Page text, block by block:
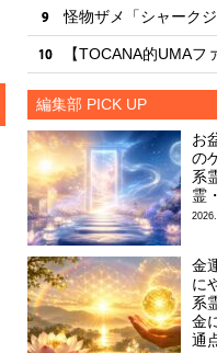
・
怪物ザメ「シャーク
・
編集部 PICK UP
お
の
系
霊
金
に
系
金
通